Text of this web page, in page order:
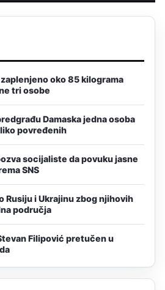
zaplenjeno oko 85 kilograma
tri osobe
Damaska jedna osoba
povređenih
socijaliste da povuku jasne
SNS
Rusiju i Ukrajinu zbog njihovih
područja
Filipović pretučen u